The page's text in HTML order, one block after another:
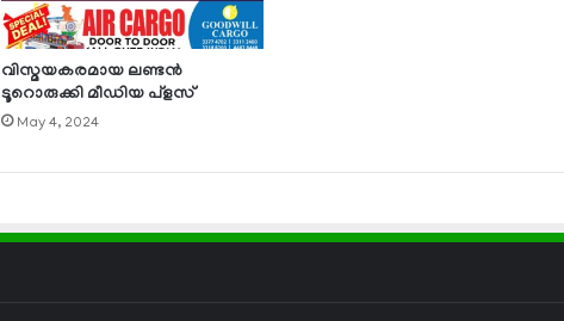
വിസ്മയകരമായ ലണ്ടന്‍
ടൂറൊരുക്കി മീഡിയ പ്‌ളസ്
May 4, 2024